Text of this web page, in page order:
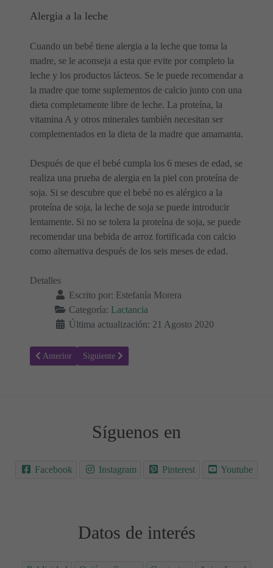
Alergia a la leche
Cuando un bebé tiene alergia a la leche que toma la
madre, se le aconseja a esta que evite por completo la
leche y los productos lácteos. Se le puede recomendar a
la madre que tome suplementos de calcio junto con una
dieta completamente libre de leche. La proteína, la
vitamina A y otros minerales también necesitan ser
complementados en la dieta de la madre que amamanta.
Después de que el bebé cumpla los 6 meses de edad, se
realiza una prueba de alergia en la piel con proteína de
soja. Si se descubre que el bebé no es alérgico a la
proteína de soja, la leche de soja se puede introducir
lentamente. Si no se tolera la proteína de soja, se puede
recomendar una bebida de arroz fortificada con calcio
como alternativa después de los seis meses de edad.
Detalles
Escrito por: Estefanía Morera
Categoría: Lactancia
Última actualización: 21 Agosto 2020
Artículo anterior: Lactancia materna: nutrición equilibrada para
Anterior Artículo siguiente: Alimentación del bebé: ¿cuáles son
Siguiente
Síguenos en
Facebook Instagram Pinterest Youtube
Datos de interés